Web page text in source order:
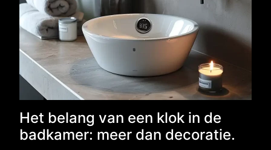
Het belang van een klok in de
badkamer: meer dan decoratie.